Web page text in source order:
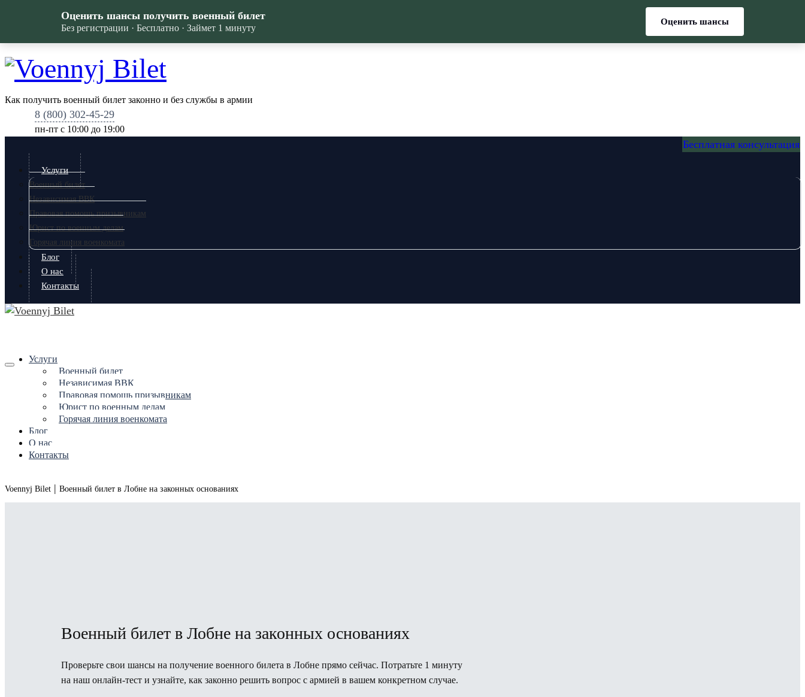
Как получить военный билет законно и без службы в армии
8 (800) 302-45-29
пн-пт c 10:00 до 19:00
Бесплатная консультация
Услуги
Военный билет
Независимая ВВК
Правовая помощь призывникам
Юрист по военным делам
Горячая линия военкомата
Блог
О нас
Контакты
Услуги
Военный билет
Независимая ВВК
Правовая помощь призывникам
Юрист по военным делам
Горячая линия военкомата
Блог
О нас
Контакты
Voennyj Bilet | Военный билет в Лобне на законных основаниях
Военный билет в Лобне на законных основаниях
Проверьте свои шансы на получение военного билета в Лобне прямо сейчас. Потратьте 1 минуту
на наш онлайн-тест и узнайте, как законно решить вопрос с армией в вашем конкретном случае.
Оценить шансы получить военный билет
Без регистрации · Бесплатно · Займет 1 минуту
Оценить шансы